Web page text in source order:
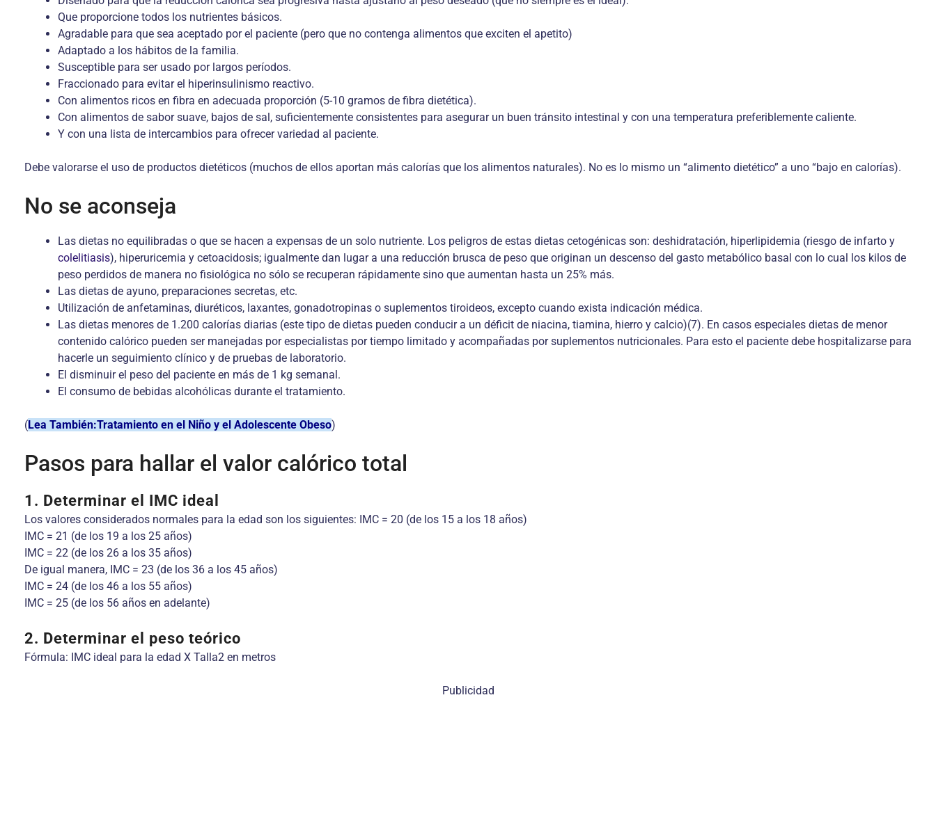
Que proporcione todos los nutrientes básicos.
Agradable para que sea aceptado por el paciente (pero que no contenga alimentos que exciten el apetito)
Adaptado a los hábitos de la familia.
Susceptible para ser usado por largos períodos.
Fraccionado para evitar el hiperinsulinismo reactivo.
Con alimentos ricos en fibra en adecuada proporción (5-10 gramos de fibra dietética).
Con alimentos de sabor suave, bajos de sal, suficientemente consistentes para asegurar un buen tránsito intestinal y con una temperatura preferiblemente caliente.
Y con una lista de intercambios para ofrecer variedad al paciente.
Debe valorarse el uso de productos dietéticos (muchos de ellos aportan más calorías que los alimentos naturales). No es lo mismo un “alimento dietético” a uno “bajo en calorías).
No se aconseja
Las dietas no equilibradas o que se hacen a expensas de un solo nutriente. Los peligros de estas dietas cetogénicas son: deshidratación, hiperlipidemia (riesgo de infarto y
colelitiasis), hiperuricemia y cetoacidosis; igualmente dan lugar a una reducción brusca de peso que originan un descenso del gasto metabólico basal con lo cual los kilos de
peso perdidos de manera no fisiológica no sólo se recuperan rápidamente sino que aumentan hasta un 25% más.
Las dietas de ayuno, preparaciones secretas, etc.
Utilización de anfetaminas, diuréticos, laxantes, gonadotropinas o suplementos tiroideos, excepto cuando exista indicación médica.
Las dietas menores de 1.200 calorías diarias (este tipo de dietas pueden conducir a un déficit de niacina, tiamina, hierro y calcio)(7). En casos especiales dietas de menor
contenido calórico pueden ser manejadas por especialistas por tiempo limitado y acompañadas por suplementos nutricionales. Para esto el paciente debe hospitalizarse para
hacerle un seguimiento clínico y de pruebas de laboratorio.
El disminuir el peso del paciente en más de 1 kg semanal.
El consumo de bebidas alcohólicas durante el tratamiento.
(Lea También:Tratamiento en el Niño y el Adolescente Obeso)
Pasos para hallar el valor calórico total
1. Determinar el IMC ideal
Los valores considerados normales para la edad son los siguientes: IMC = 20 (de los 15 a los 18 años)
IMC = 21 (de los 19 a los 25 años)
IMC = 22 (de los 26 a los 35 años)
De igual manera, IMC = 23 (de los 36 a los 45 años)
IMC = 24 (de los 46 a los 55 años)
IMC = 25 (de los 56 años en adelante)
2. Determinar el peso teórico
Fórmula: IMC ideal para la edad X Talla2 en metros
Publicidad